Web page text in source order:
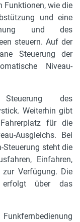
Funktionen, wie die
und eine
und des
steuern. Auf der
Steuerung der
Niveau-
des
Weiterhin gibt
für die
Ausgleichs. Bei
Steuerung steht die
Einfahren,
Verfügung. Die
erfolgt über das